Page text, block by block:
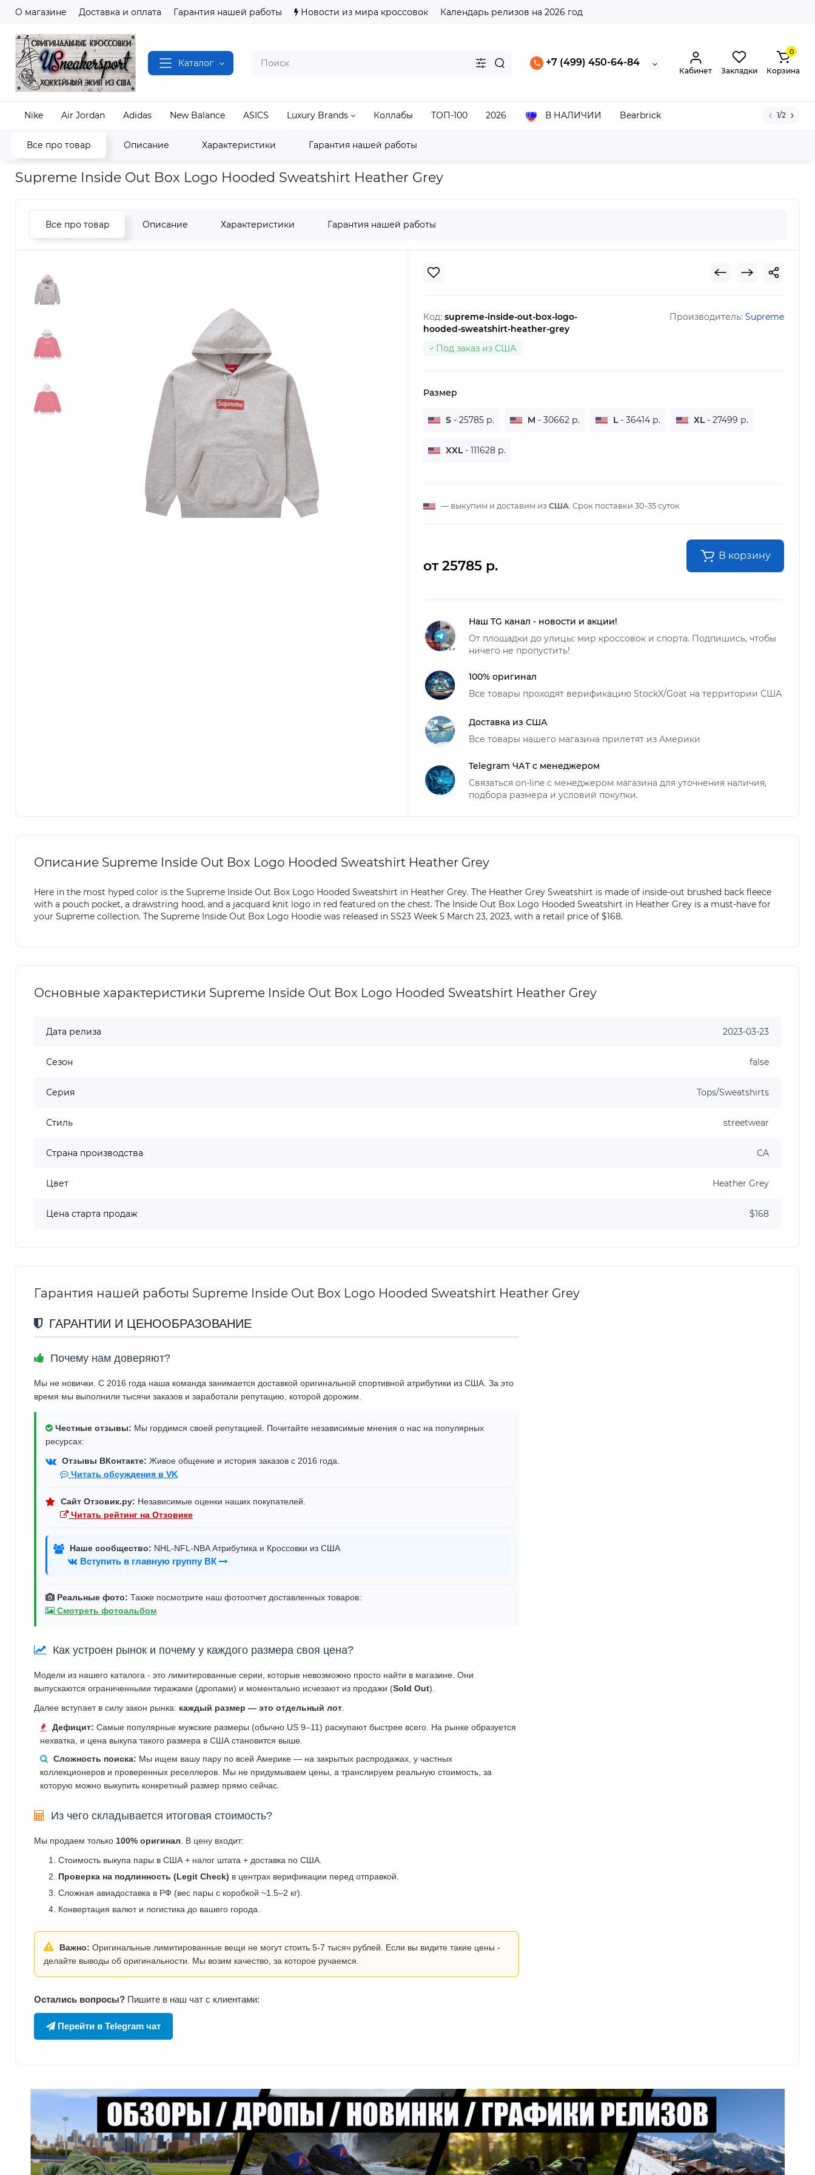
О магазине Доставка и оплата Гарантия нашей работы Новости из мира кроссовок Календарь релизов на 2026 год
Каталог +7 (499) 450-64-84
Кабинет Закладки
0
Корзина
Nike Air Jordan Adidas New Balance ASICS Luxury Brands Коллабы ТОП-100 2026 В НАЛИЧИИ Bearbrick 1/2
Все про товар Описание Характеристики Гарантия нашей работы
Наш магазин Одежда и Аксессуары Supreme Tops/Sweatshirts Supreme Inside Out Box Logo Hooded Sweatshirt Heather Grey
Supreme Inside Out Box Logo Hooded Sweatshirt Heather Grey
Все про товар Описание Характеристики Гарантия нашей работы
Код: supreme-inside-out-box-logo-
hooded-sweatshirt-heather-grey
Производитель: Supreme
Под заказ из США
Размер
S - 25785 р. M - 30662 р. L- 36414 р. XL- 27499 р.
XXL- 111628 р.
— выкупим и доставим из США . Срок поставки 30-35 суток
от 25785 р.
В корзину
Наш TG канал - новости и акции!
От площадки до улицы: мир кроссовок и спорта. Подпишись, чтобы
ничего не пропустить!
100% оригинал
Все товары проходят верификацию StockX/Goat на территории США
Доставка из США
Все товары нашего магазина прилетят из Америки
Telegram ЧАТ с менеджером
Связаться on-line с менеджером магазина для уточнения наличия,
подбора размера и условий покупки.
Описание Supreme Inside Out Box Logo Hooded Sweatshirt Heather Grey
Here in the most hyped color is the Supreme Inside Out Box Logo Hooded Sweatshirt in Heather Grey. The Heather Grey Sweatshirt is made of inside-out brushed back fleece
with a pouch pocket, a drawstring hood, and a jacquard knit logo in red featured on the chest. The Inside Out Box Logo Hooded Sweatshirt in Heather Grey is a must-have for
your Supreme collection. The Supreme Inside Out Box Logo Hoodie was released in SS23 Week 5 March 23, 2023, with a retail price of $168.
Основные характеристики Supreme Inside Out Box Logo Hooded Sweatshirt Heather Grey
Дата релиза 2023-03-23
Сезон false
Серия Tops/Sweatshirts
Стиль streetwear
Страна производства CA
Цвет Heather Grey
Цена старта продаж $168
Гарантия нашей работы Supreme Inside Out Box Logo Hooded Sweatshirt Heather Grey
ГАРАНТИИ И ЦЕНООБРАЗОВАНИЕ
Почему нам доверяют?
Мы не новички. С 2016 года наша команда занимается доставкой оригинальной спортивной атрибутики из США. За это
время мы выполнили тысячи заказов и заработали репутацию, которой дорожим.
Честные отзывы: Мы гордимся своей репутацией. Почитайте независимые мнения о нас на популярных
ресурсах:
Отзывы ВКонтакте: Живое общение и история заказов с 2016 года.
Читать обсуждения в VK
Сайт Отзовик.ру: Независимые оценки наших покупателей.
Читать рейтинг на Отзовике
Наше сообщество: NHL-NFL-NBA Атрибутика и Кроссовки из США
Вступить в главную группу ВК
Реальные фото: Также посмотрите наш фотоотчет доставленных товаров:
Смотреть фотоальбом
Как устроен рынок и почему у каждого размера своя цена?
Модели из нашего каталога - это лимитированные серии, которые невозможно просто найти в магазине. Они
выпускаются ограниченными тиражами (дропами) и моментально исчезают из продажи (Sold Out).
Далее вступает в силу закон рынка: каждый размер — это отдельный лот
Дефицит: Самые популярные мужские размеры (обычно US 9–11) раскупают быстрее всего. На рынке образуется
нехватка, и цена выкупа такого размера в США становится выше.
Сложность поиска: Мы ищем вашу пару по всей Америке — на закрытых распродажах, у частных
коллекционеров и проверенных реселлеров. Мы не придумываем цены, а транслируем реальную стоимость, за
которую можно выкупить конкретный размер прямо сейчас.
Из чего складывается итоговая стоимость?
Мы продаем только 100% оригинал . В цену входит:
Стоимость выкупа пары в США + налог штата + доставка по США.
Проверка на подлинность (Legit Check) в центрах верификации перед отправкой.
Сложная авиадоставка в РФ (вес пары с коробкой ~1.5–2 кг).
Конвертация валют и логистика до вашего города.
Важно: Оригинальные лимитированные вещи не могут стоить 5-7 тысяч рублей. Если вы видите такие цены -
делайте выводы об оригинальности. Мы возим качество, за которое ручаемся.
Остались вопросы? Пишите в наш чат с клиентами:
Перейти в Telegram чат